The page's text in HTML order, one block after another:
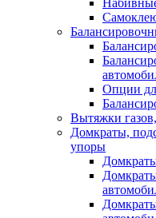
Опции
Вытяжки
Домкраты,
упоры